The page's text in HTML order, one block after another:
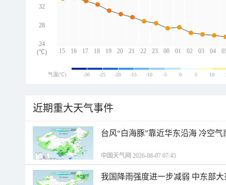
15 16 17 18 19 20 21 22 23 00 01 02 03 04
32
28
24
(℃)
气温(℃) -30 -25 -20 -15 -10 -5 0 5 10
近期重大天气事件
台风“白海豚”靠近华东沿海 冷空
中国天气网 2026-08-07 07:45
我国降雨强度进一步减弱 中东部